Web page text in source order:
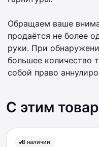
Обращаем ваше
продаётся не более
руки. При
большее количество
собой право
С этим
В наличии